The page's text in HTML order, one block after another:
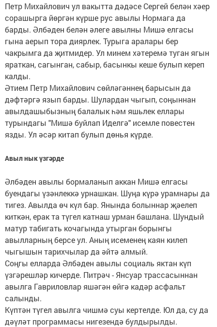
Петр Михайлович ул вакытта дәдәсе Сергей белән хәер
сорашырга йөргән күрше рус авылы Нормага да
барды. Әлбәден белән әлеге авылны Мишә елгасы
гына аерып тора диярлек. Турыга аралары бер
чакрымга да җитмидер. Ул минем хәтеремә туган ягын
яраткан, сагынган, сабыр, басынкы кеше булып кереп
калды.
Әтием Петр Михайлович сөйләгәннең барысын да
дәфтәргә язып барды. Шулардан чыгып, соңыннан
авылдашыбызның балалык һәм яшьлек еллары
турындагы "Мишә буйлап Иделгә" исемле повестен
язды. Ул әсәр китап булып дөнья күрде.
Авыл нык үзгәрде
Әлбәден авылы бормаланып аккан Мишә елгасы
буендагы үзәнлеккә урнашкан. Шуңа күрә урамнары да
тигез. Авылда өч күл бар. Янында болыннар җәелеп
киткән, ерак та түгел катнаш урман башлана. Шундый
матур табигать кочагында утырган борынгы
авылларның берсе ул. Аның исеменең каян килеп
чыгышын тарихчылар да әйтә алмый.
Соңгы елларда Әлбәден авылы социаль яктан күп
үзгәрешләр кичерде. Питрәч - Янсуар трассасыннан
авылга Гавриловлар яшәгән өйгә кадәр асфальт
салынды.
Күптән түгел авылга чишмә суы кертелде. Юл да, су да
дәүләт программасы нигезендә булдырылды.